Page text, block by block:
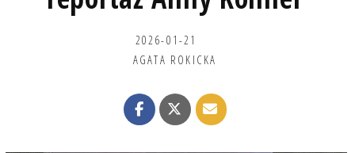
2026-01-21
AGATA ROKICKA